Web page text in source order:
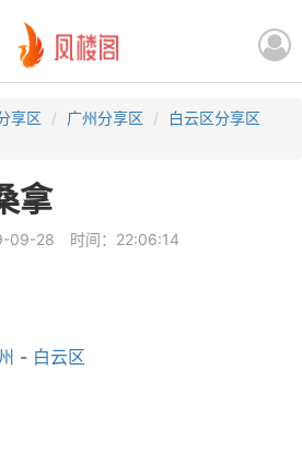
享区 广州分享区
白云区分享区
拿
09-28 时间：22:06:14
- 白云区